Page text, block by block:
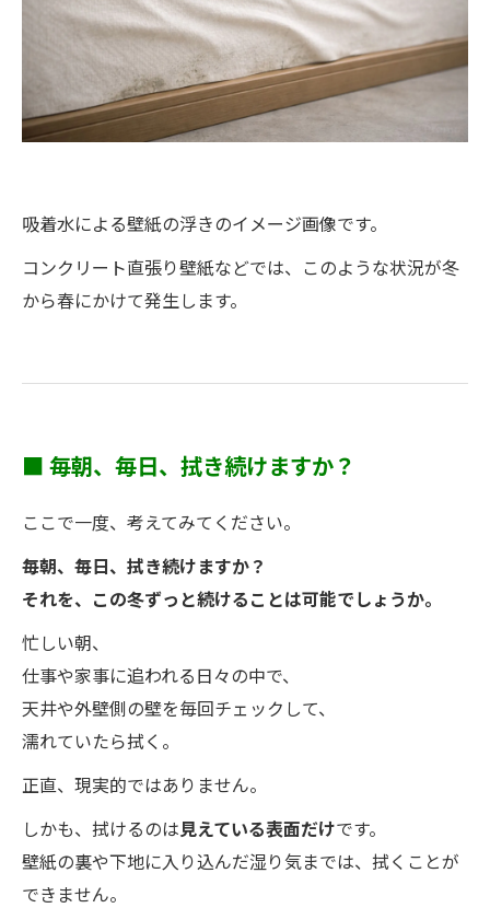
吸着水による壁紙の浮きのイメージ画像です。
コンクリート直張り壁紙などでは、このような状況が冬
から春にかけて発生します。
■ 毎朝、毎日、拭き続けますか？
ここで一度、考えてみてください。
毎朝、毎日、拭き続けますか？
それを、この冬ずっと続けることは可能でしょうか。
忙しい朝、
仕事や家事に追われる日々の中で、
天井や外壁側の壁を毎回チェックして、
濡れていたら拭く。
正直、現実的ではありません。
しかも、拭けるのは見えている表面だけです。
壁紙の裏や下地に入り込んだ湿り気までは、拭くことが
できません。